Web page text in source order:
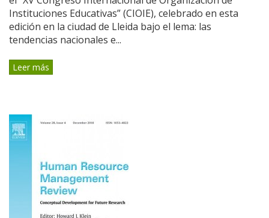
Instituciones Educativas” (CIOIE), celebrado en esta
edición en la ciudad de Lleida bajo el lema: las
tendencias nacionales e...
Leer más